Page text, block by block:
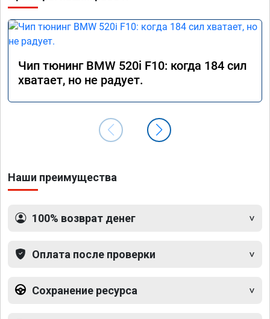
Чип тюнинг BMW 520i F10: когда 184 сил
хватает, но не радует.
Наши преимущества
100% возврат денег
Оплата после проверки
Сохранение ресурса